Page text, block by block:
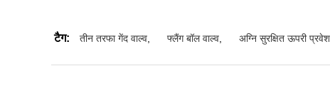
टैग: तीन तरफा गेंद वाल्व फ्लैंग बॉल वाल्व अग्नि सुरक्षित ऊपरी